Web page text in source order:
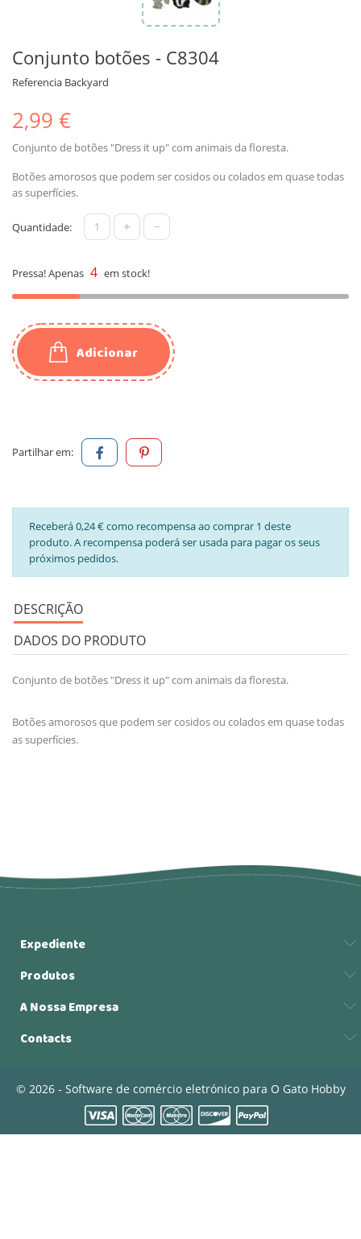
Conjunto botões - C8304
Referencia Backyard
2,99 €
Conjunto de botões "Dress it up" com animais da floresta.
Botões amorosos que podem ser cosidos ou colados em quase todas
as superfícies.
Quantidade: + -
Pressa! Apenas 4 em stock!
Adicionar
Partilhar em:
Receberá 0,24 € como recompensa ao comprar 1 deste
produto. A recompensa poderá ser usada para pagar os seus
próximos pedidos.
DESCRIÇÃO
DADOS DO PRODUTO
Conjunto de botões "Dress it up" com animais da floresta.
Botões amorosos que podem ser cosidos ou colados em quase todas
as superfícies.
Expediente
Produtos
A Nossa Empresa
Contacts
© 2026 - Software de comércio eletrónico para O Gato Hobby